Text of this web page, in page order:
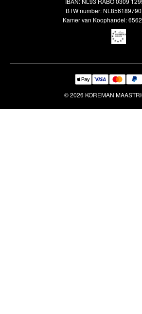
Veelgestelde vragenBTW number:
Kamer van Koophandel:
© 2026 KOREMAN